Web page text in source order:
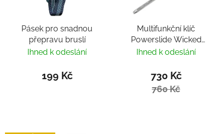
Pásek pro snadnou
přepravu bruslí
Ihned k odeslání
199 Kč
Multifunkční klíč
Powerslide Wicked
Hardcore Tool
Ihned k odeslání
730 Kč
760 Kč